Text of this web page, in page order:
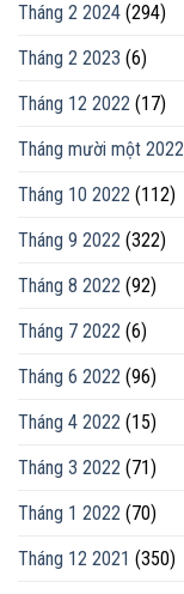
Tháng 2 2024 (294)
Tháng 2 2023 (6)
Tháng 12 2022 (17)
Tháng mười một 2022
Tháng 10 2022 (112)
Tháng 9 2022 (322)
Tháng 8 2022 (92)
Tháng 7 2022 (6)
Tháng 6 2022 (96)
Tháng 4 2022 (15)
Tháng 3 2022 (71)
Tháng 1 2022 (70)
Tháng 12 2021 (350)